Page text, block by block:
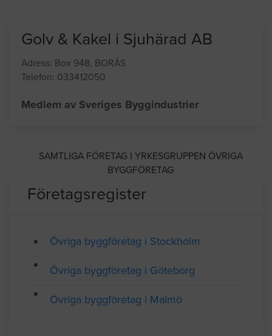
Golv & Kakel i Sjuhärad AB
Adress: Box 948, BORÅS
Telefon: 033412050
Medlem av Sveriges Byggindustrier
SAMTLIGA FÖRETAG I YRKESGRUPPEN ÖVRIGA
BYGGFÖRETAG
Företagsregister
Övriga byggföretag i Stockholm
Övriga byggföretag i Göteborg
Övriga byggföretag i Malmö